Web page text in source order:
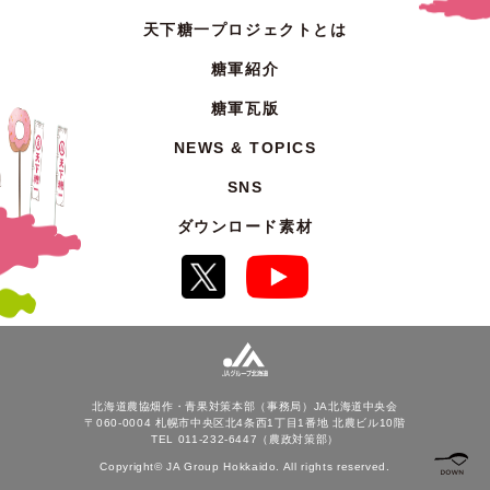
天下糖一プロジェクトとは
糖軍紹介
糖軍瓦版
NEWS & TOPICS
SNS
ダウンロード素材
北海道農協畑作・青果対策本部（事務局）JA北海道中央会
〒060-0004 札幌市中央区北4条西1丁目1番地 北農ビル10階
TEL 011-232-6447（農政対策部）
Copyright© JA Group Hokkaido. All rights reserved.